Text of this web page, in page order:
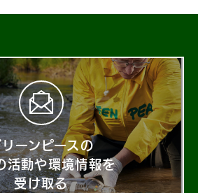
ーンピースの
活動や環境情報を
受け取る